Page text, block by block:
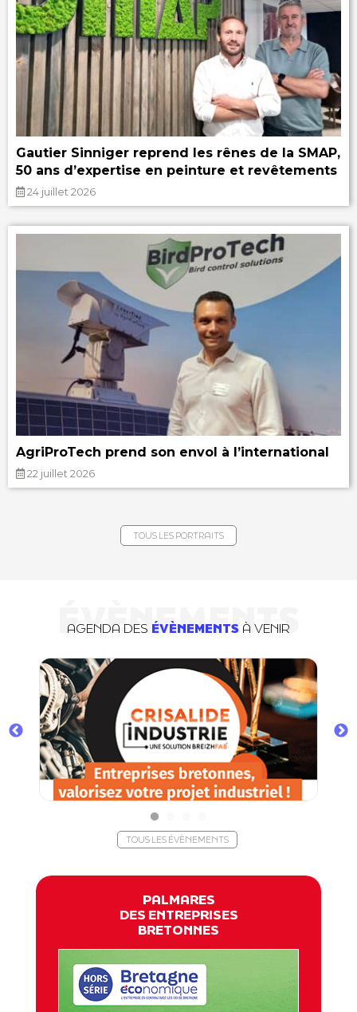
Gautier Sinniger reprend les rênes de la SMAP,
50 ans d’expertise en peinture et revêtements
24 juillet 2026
AgriProTech prend son envol à l’international
22 juillet 2026
TOUS LES PORTRAITS
ÉVÈNEMENTS
AGENDA DES ÉVÈNEMENTS À VENIR
TOUS LES ÉVÈNEMENTS
PALMARES
DES ENTREPRISES
BRETONNES